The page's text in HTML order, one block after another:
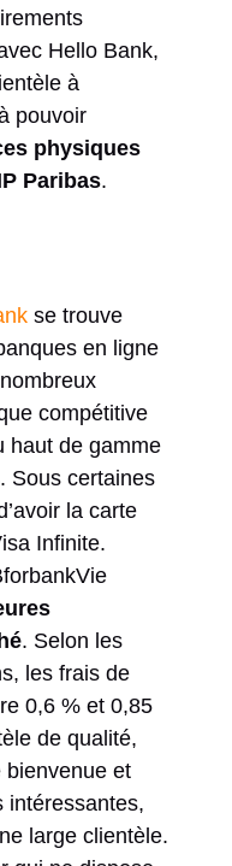
Hello Bank,
à
pouvoir
physiques
Paribas.
se trouve
en ligne
compétitive
haut de gamme
Sous certaines
la carte
Infinite.
. Selon les
les frais de
0,6 % et 0,85
de qualité,
bienvenue et
intéressantes,
large clientèle.